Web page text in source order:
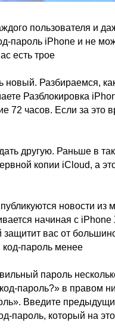
пользователя и
пароль iPhone и не
есть трое
Разбираемся,
Разблокировка
72 часов. Если за это
другую. Раньше в
копии iCloud, а
новости из
начиная с
вас от
пароль менее
пароль
пароль?» в правом
Введите
который на